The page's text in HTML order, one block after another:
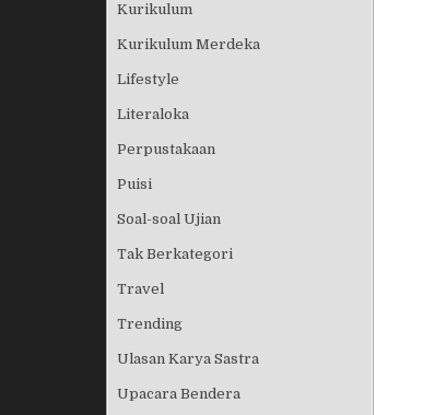
Kurikulum
Kurikulum Merdeka
Lifestyle
Literaloka
Perpustakaan
Puisi
Soal-soal Ujian
Tak Berkategori
Travel
Trending
Ulasan Karya Sastra
Upacara Bendera